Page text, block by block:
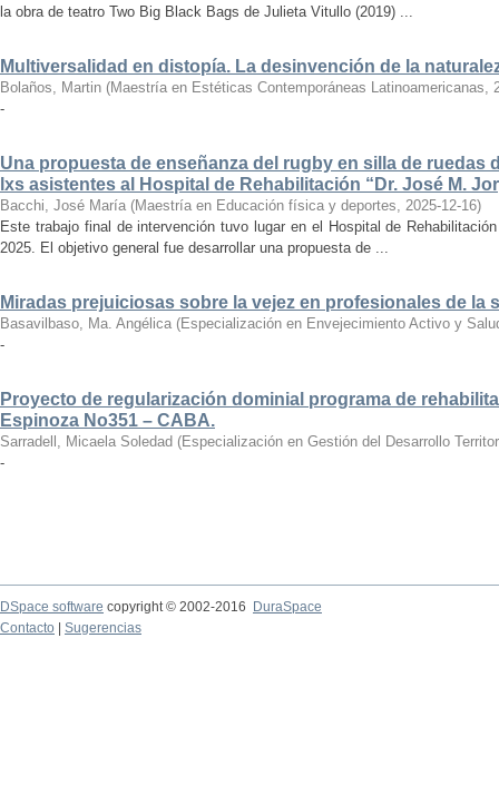
la obra de teatro Two Big Black Bags de Julieta Vitullo (2019) ...
Multiversalidad en distopía. La desinvención de la
Bolaños, Martin (Maestría en Estéticas Contemporáneas Latinoamericanas,
-
Una propuesta de enseñanza del rugby en silla de
lxs asistentes al Hospital de Rehabilitación “Dr. José M.
Bacchi, José María (Maestría en Educación física y deportes, 2025-12-16)
Este trabajo final de intervención tuvo lugar en el Hospital de
2025. El objetivo general fue desarrollar una propuesta de ...
Miradas prejuiciosas sobre la vejez en profesionales de la
Basavilbaso, Ma. Angélica (Especialización en Envejecimiento Activo y
-
Proyecto de regularización dominial programa de
Espinoza No351 – CABA.
Sarradell, Micaela Soledad (Especialización en Gestión del Desarrollo
-
DSpace software copyright © 2002-2016
DuraSpace
Contacto
Sugerencias